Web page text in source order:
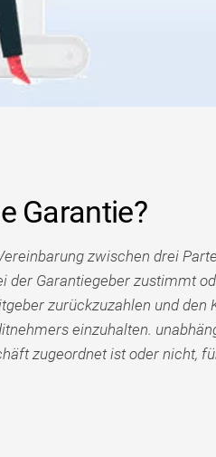
Garantie?
zwischen drei
der Garantiegeber zustimmt
zurückzuzahlen und den
einzuhalten.
zugeordnet ist oder nicht,